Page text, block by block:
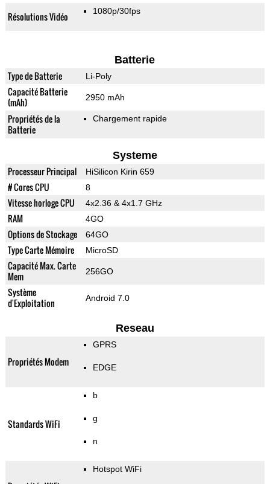
Résolutions Vidéo 1080p/30fps
Batterie
Type de Batterie Li-Poly
Capacité Batterie
(mAh)
2950 mAh
Propriétés de la
Batterie
Chargement rapide
Systeme
Processeur Principal HiSilicon Kirin 659
# Cores CPU 8
Vitesse horloge CPU 4x2.36 & 4x1.7 GHz
RAM 4GO
Options de Stockage 64GO
Type Carte Mémoire MicroSD
Capacité Max. Carte
Mem
256GO
Système
d'Exploitation
Android 7.0
Reseau
Propriétés Modem
GPRS
EDGE
Standards WiFi
b
g
n
Hotspot WiFi